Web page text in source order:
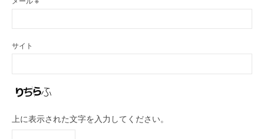
サイト
上に表示された文字を入力してください。